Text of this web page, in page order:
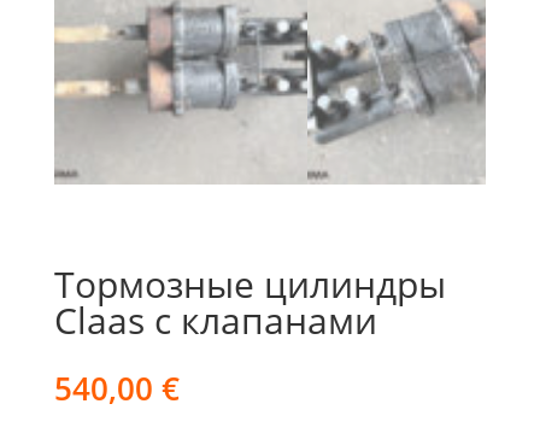
Тормозные цилиндры
Claas с клапанами
540,00 €